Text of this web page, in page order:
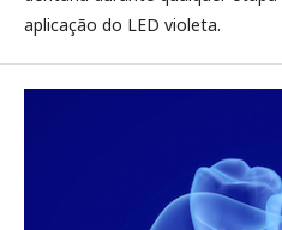
aplicação do LED violeta.